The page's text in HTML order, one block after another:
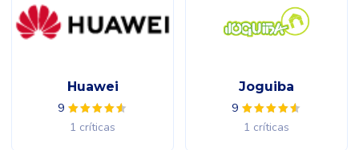
Huawei
9
1 críticas
Joguiba
9
1 críticas